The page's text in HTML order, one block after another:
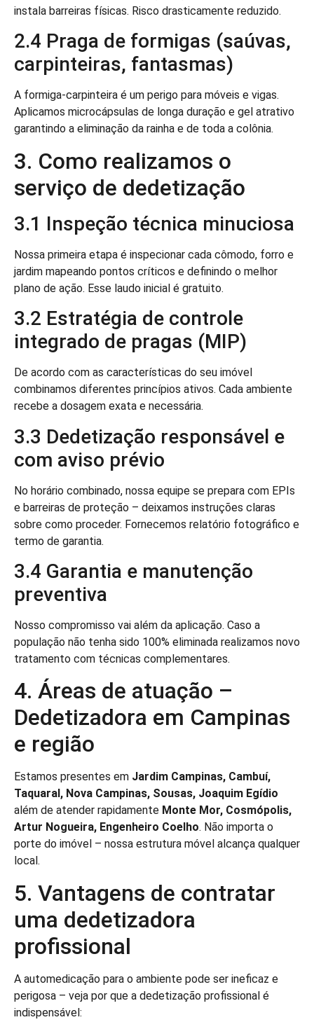
instala barreiras físicas. Risco drasticamente reduzido.
2.4 Praga de formigas (saúvas,
carpinteiras, fantasmas)
A formiga-carpinteira é um perigo para móveis e vigas.
Aplicamos microcápsulas de longa duração e gel atrativo
garantindo a eliminação da rainha e de toda a colônia.
3. Como realizamos o
serviço de dedetização
3.1 Inspeção técnica minuciosa
Nossa primeira etapa é inspecionar cada cômodo, forro e
jardim mapeando pontos críticos e definindo o melhor
plano de ação. Esse laudo inicial é gratuito.
3.2 Estratégia de controle
integrado de pragas (MIP)
De acordo com as características do seu imóvel
combinamos diferentes princípios ativos. Cada ambiente
recebe a dosagem exata e necessária.
3.3 Dedetização responsável e
com aviso prévio
No horário combinado, nossa equipe se prepara com EPIs
e barreiras de proteção – deixamos instruções claras
sobre como proceder. Fornecemos relatório fotográfico e
termo de garantia.
3.4 Garantia e manutenção
preventiva
Nosso compromisso vai além da aplicação. Caso a
população não tenha sido 100% eliminada realizamos novo
tratamento com técnicas complementares.
4. Áreas de atuação –
Dedetizadora em Campinas
e região
Estamos presentes em Jardim Campinas, Cambuí,
Taquaral, Nova Campinas, Sousas, Joaquim Egídio
além de atender rapidamente Monte Mor, Cosmópolis,
Artur Nogueira, Engenheiro Coelho. Não importa o
porte do imóvel – nossa estrutura móvel alcança qualquer
local.
5. Vantagens de contratar
uma dedetizadora
profissional
A automedicação para o ambiente pode ser ineficaz e
perigosa – veja por que a dedetização profissional é
indispensável: